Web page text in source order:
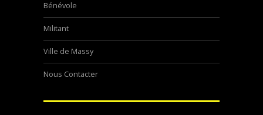
Bénévole
Militant
Ville de Massy
Nous Contacter